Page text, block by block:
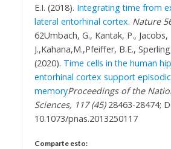
E.I. (2018). Integrating time from
lateral entorhinal cortex. Nature
62Umbach, G., Kantak, P., Jacobs,
J.,Kahana,M.,Pfeiffer, B.E.,
(2020). Time cells in the human
entorhinal cortex support episodic
memoryProceedings of the
Sciences, 117 (45)28463-28474;
10.1073/pnas.2013250117
Comparte esto: